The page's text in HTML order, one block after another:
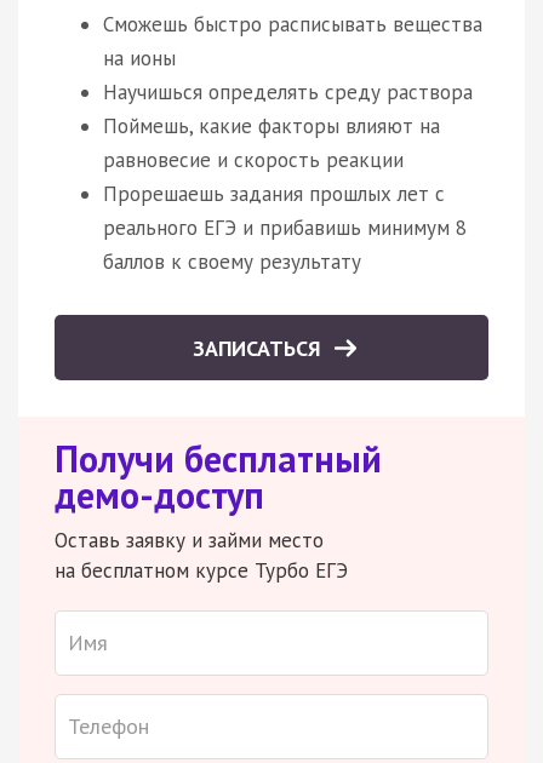
Сможешь быстро расписывать вещества
на ионы
Научишься определять среду раствора
Поймешь, какие факторы влияют на
равновесие и скорость реакции
Прорешаешь задания прошлых лет с
реального ЕГЭ и прибавишь минимум 8
баллов к своему результату
ЗАПИСАТЬСЯ
Получи бесплатный
демо-доступ
Оставь заявку и займи место
на бесплатном курсе Турбо ЕГЭ